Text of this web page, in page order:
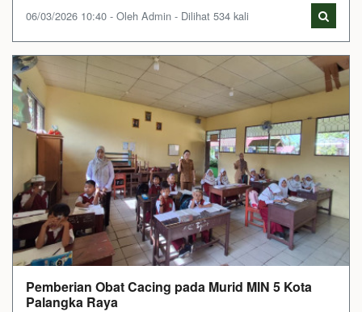
06/03/2026 10:40 - Oleh Admin - Dilihat 534 kali
Pemberian Obat Cacing pada Murid MIN 5 Kota
Palangka Raya